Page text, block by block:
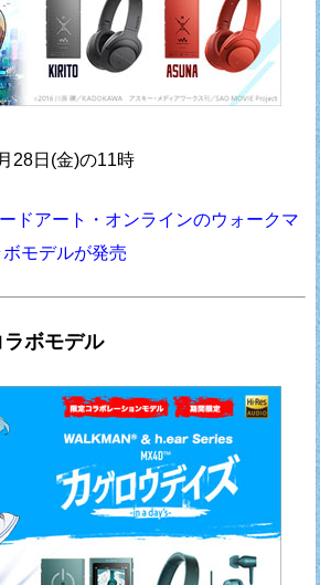
28日(金)の11時
ドアート・オンラインのウォークマ
モデルが発売
ボモデル